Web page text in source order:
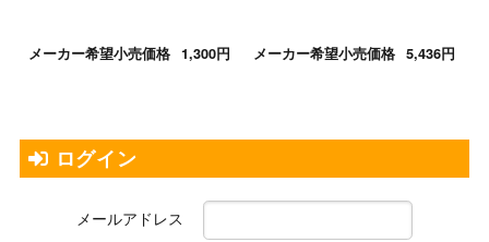
メーカー希望小売価格 1,300円 メーカー希望小売価格 5,436円
ログイン
メールアドレス